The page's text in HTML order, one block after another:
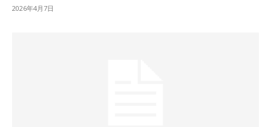
2026年4月7日